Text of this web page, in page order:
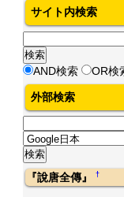
サイト内検索
AND検索 OR検
外部検索
『說唐全傳』†